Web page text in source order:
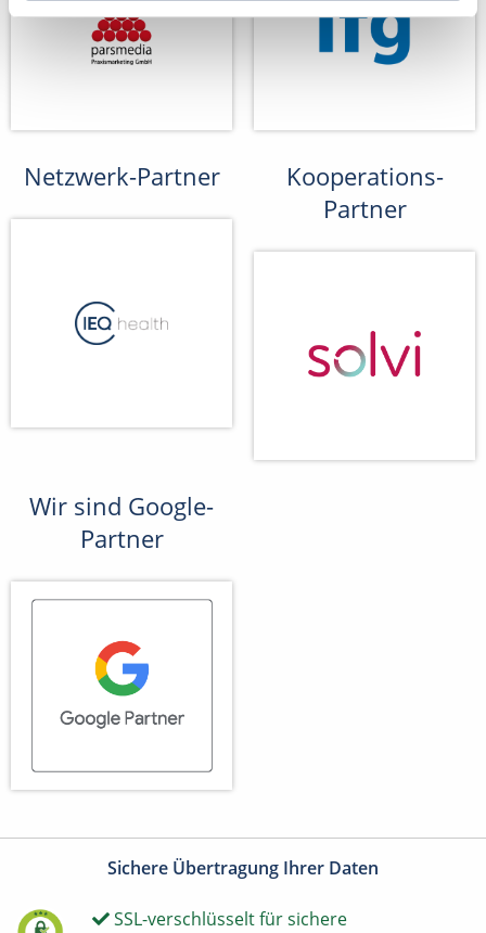
Netzwerk-Partner
Kooperations-
Partner
Wir sind Google-
Partner
Sichere Übertragung Ihrer Daten
SSL-verschlüsselt für sichere